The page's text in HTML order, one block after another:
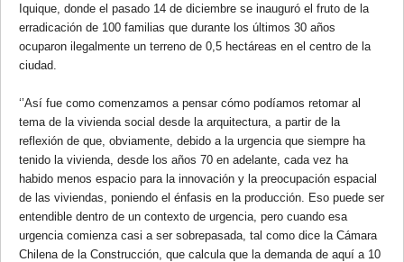
Iquique, donde el pasado 14 de diciembre se inauguró el fruto de la
erradicación de 100 familias que durante los últimos 30 años
ocuparon ilegalmente un terreno de 0,5 hectáreas en el centro de la
ciudad.
‘’Así fue como comenzamos a pensar cómo podíamos retomar al
tema de la vivienda social desde la arquitectura, a partir de la
reflexión de que, obviamente, debido a la urgencia que siempre ha
tenido la vivienda, desde los años 70 en adelante, cada vez ha
habido menos espacio para la innovación y la preocupación espacial
de las viviendas, poniendo el énfasis en la producción. Eso puede ser
entendible dentro de un contexto de urgencia, pero cuando esa
urgencia comienza casi a ser sobrepasada, tal como dice la Cámara
Chilena de la Construcción, que calcula que la demanda de aquí a 10